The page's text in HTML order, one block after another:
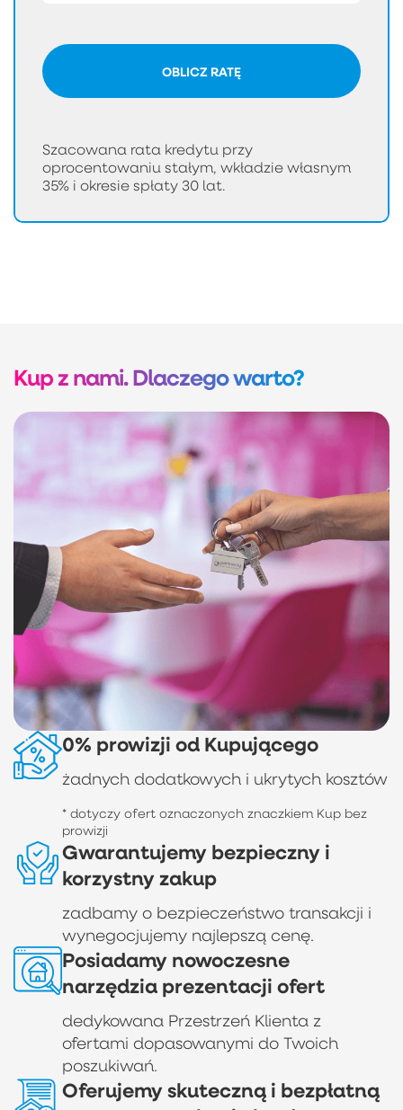
OBLICZ RATĘ
Szacowana rata kredytu przy
oprocentowaniu stałym, wkładzie własnym
35% i okresie spłaty 30 lat.
Kup z nami. Dlaczego warto?
0% prowizji od Kupującego
żadnych dodatkowych i ukrytych kosztów
* dotyczy ofert oznaczonych znaczkiem Kup bez
prowizji
Gwarantujemy bezpieczny i
korzystny zakup
zadbamy o bezpieczeństwo transakcji i
wynegocjujemy najlepszą cenę.
Posiadamy nowoczesne
narzędzia prezentacji ofert
dedykowana Przestrzeń Klienta z
ofertami dopasowanymi do Twoich
poszukiwań.
Oferujemy skuteczną i bezpłatną